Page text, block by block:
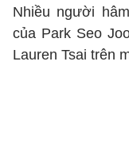
Nhiều người
của Park Seo
Lauren Tsai trên